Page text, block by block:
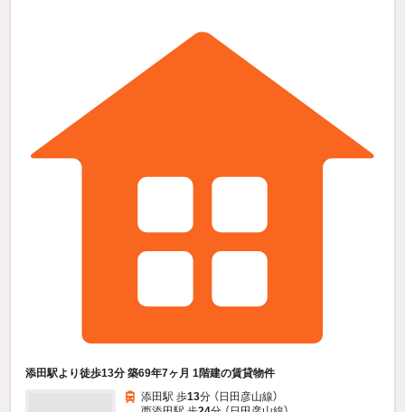
添田駅より徒歩13分 築69年7ヶ月 1階建の賃貸物件
添田駅 歩13分 （日田彦山線）